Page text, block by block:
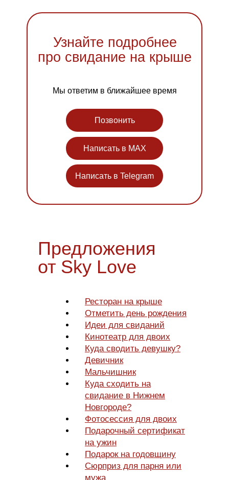
Узнайте подробнее
про свидание на крыше
Мы ответим в ближайшее время
Позвонить
Написать в MAX
Написать в Telegram
Ресторан на крыше
Отметить день рождения
Идеи для свиданий
Кинотеатр для двоих
Куда сводить девушку?
Девичник
Мальчишник
Куда сходить на
свидание в Нижнем
Новгороде?
Фотосессия для двоих
Подарочный сертификат
на ужин
Подарок на годовщину
Сюрприз для парня или
мужа
Предложения
от Sky Love